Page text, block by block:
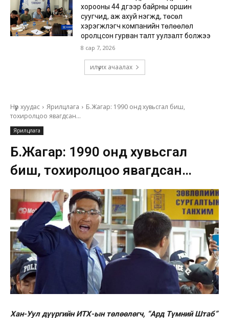
хорооны 44 дүгээр байрны оршин
суугчид, аж ахуй нэгжүүд, төсөл
хэрэгжүүлэгч компанийн төлөөлөл
оролцсон гурван талт уулзалт болжээ
8 сар 7, 2026
илүү их ачаалах